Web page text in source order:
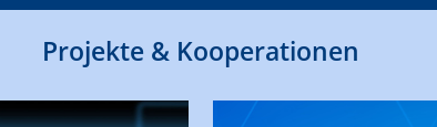
Projekte & Kooperationen